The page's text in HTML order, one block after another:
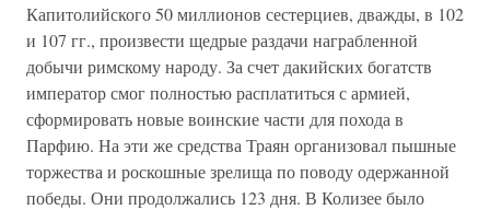
Капитолийского 50 миллионов сестерциев, дважды, в 102
и 107 гг., произвести щедрые раздачи награбленной
добычи римскому народу. За счет дакийских богатств
император смог полностью расплатиться с армией,
сформировать новые воинские части для похода в
Парфию. На эти же средства Траян организовал пышные
торжества и роскошные зрелища по поводу одержанной
победы. Они продолжались 123 дня. В Колизее было